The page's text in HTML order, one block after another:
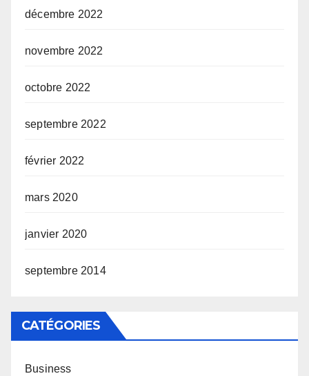
décembre 2022
novembre 2022
octobre 2022
septembre 2022
février 2022
mars 2020
janvier 2020
septembre 2014
CATÉGORIES
Business